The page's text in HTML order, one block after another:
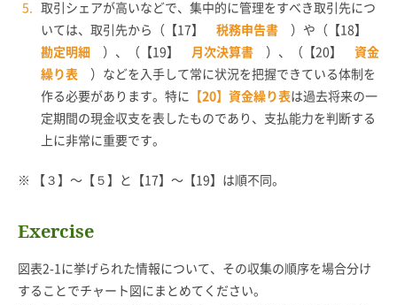
取引シェアが高いなどで、集中的に管理をすべき取引先につ
いては、取引先から（【17】
税務申告書 ）や（【18】
勘定明細 ）、（【19】 月次決算書 ）、（【20】
資金
繰り表 ）などを入手して常に状況を把握できている体制を
作る必要があります。特に
【20】資金繰り表は過去将来の一
定期間の現金収支を表したものであり、支払能力を判断する
上に非常に重要です。
※ 【３】〜【５】と【17】〜【19】は順不同。
Exercise
図表2-1に挙げられた情報について、その収集の順序を場合分け
することでチャート図にまとめてください。